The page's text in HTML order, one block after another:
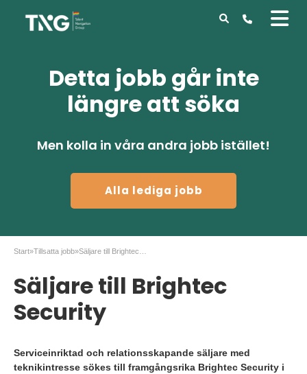
Detta jobb går inte
längre att söka
Men kolla in våra andra jobb istället!
Alla lediga jobb
Start»Tillsatta jobb»
Säljare till Brightec
Security
Serviceinriktad och relationsskapande säljare med
teknikintresse sökes till framgångsrika Brightec Security i